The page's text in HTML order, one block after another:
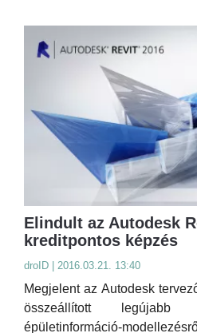
Elindult az Autodesk
kreditpontos képzés
droID | 2016.03.21. 13:40
Megjelent az Autodesk
összeállított legújabb
épületinformáció-